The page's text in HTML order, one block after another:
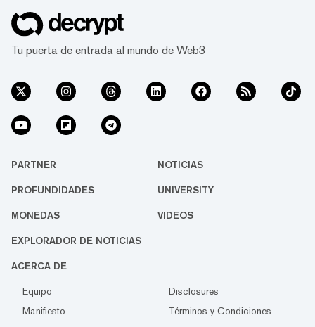
Tu puerta de entrada al mundo de Web3
PARTNER NOTICIAS
PROFUNDIDADES UNIVERSITY
MONEDAS VIDEOS
EXPLORADOR DE NOTICIAS
ACERCA DE
Equipo
Disclosures
Manifiesto
Términos y Condiciones